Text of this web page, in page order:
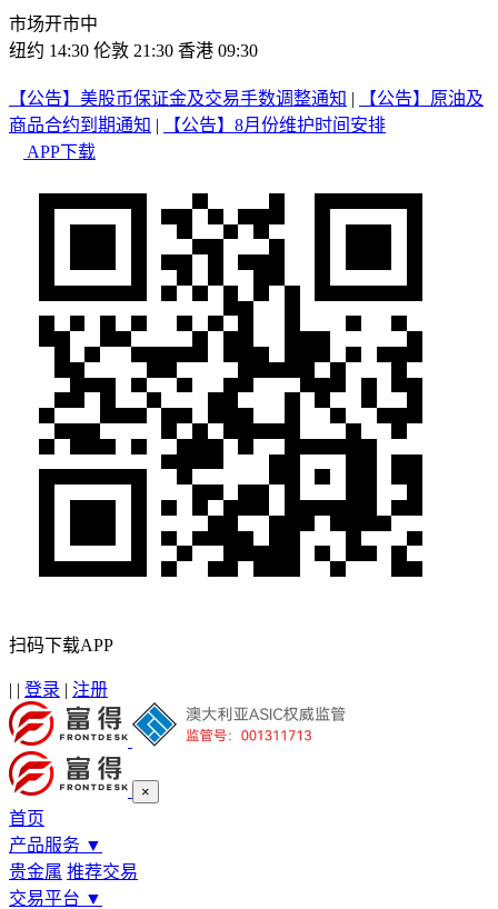
市场开市中
纽约 14:30 伦敦 21:30 香港 09:30
【公告】美股币保证金及交易手数调整通知 |
【公告】原油及
商品合约到期通知 |
【公告】8月份维护时间安排
APP下载
扫码下载APP
| | 登录 | 注册
×
首页
产品服务 ▼
贵金属 推荐交易
交易平台 ▼